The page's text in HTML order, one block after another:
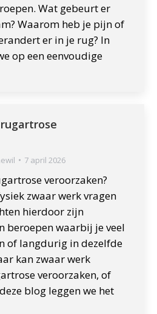
Wat gebeurt er
Waarom heb je pijn of
er in je rug? In
op een eenvoudige
7 april 2026
veroorzaken?
zwaar werk vragen
hierdoor zijn
beroepen waarbij je veel
of langdurig in dezelfde
kan zwaar werk
veroorzaken, of
blog leggen we het